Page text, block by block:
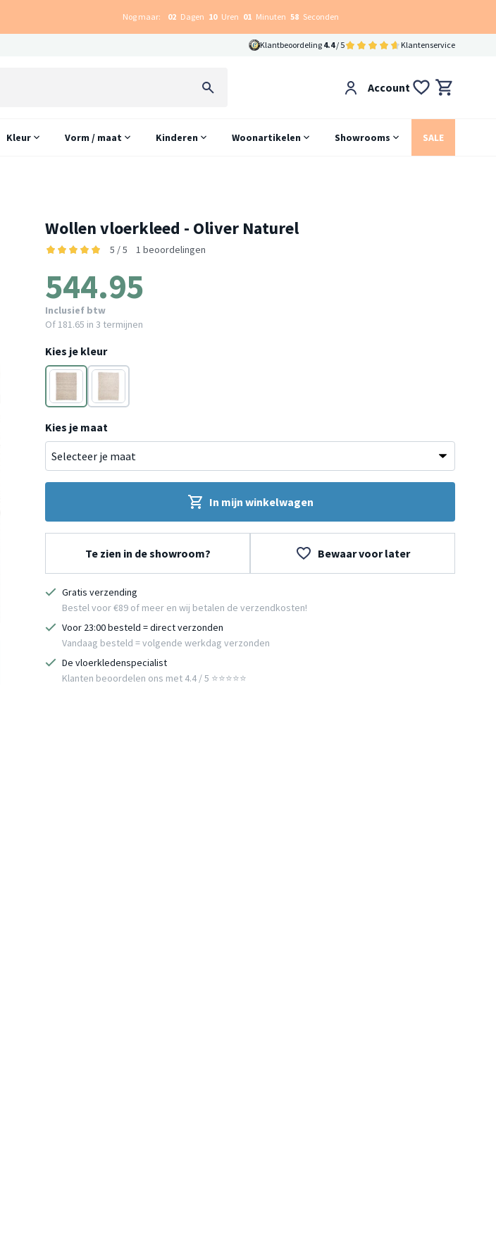
Nog maar: 02 Dagen 10 Uren 01 Minuten 57 Seconden
Klantbeoordeling 4.4/ 5 Klantenservice
Account
Kleur Vorm / maat Kinderen Woonartikelen Showrooms SALE
Wollen vloerkleed - Oliver Naturel
5 / 5 1 beoordelingen
544.95
Inclusief btw
Of 181.65 in 3 termijnen
Kies je kleur
Crème
Crème
Kies je maat
In mijn winkelwagen
Te zien in de showroom? Bewaar voor later
Gratis verzending
Bestel voor €89 of meer en wij betalen de verzendkosten!
Voor 23:00 besteld = direct verzonden
Vandaag besteld = volgende werkdag verzonden
De vloerkledenspecialist
Klanten beoordelen ons met 4.4 / 5 ⭐⭐⭐⭐⭐